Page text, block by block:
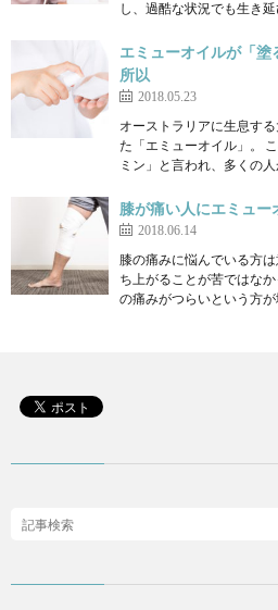
し、過酷な状況でも生き
エミューオイルが「
所以
2018.05.23
オーストラリアに生息す
た「エミューオイル」。
ミン」と言われ、多くの
膝が痛い人にエミュー
2018.06.14
膝の痛みに悩んでいる方
ち上がることが苦ではな
の痛みがつらいという方